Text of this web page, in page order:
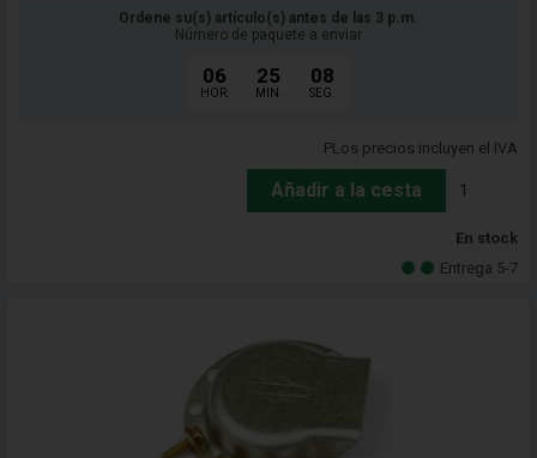
Ordene su(s) artículo(s) antes de las 3 p.m.
Número de paquete a enviar
06
HOR.
25
MIN.
06
SEG.
PLos precios incluyen el IVA
Añadir a la cesta
En stock
Entrega 5-7